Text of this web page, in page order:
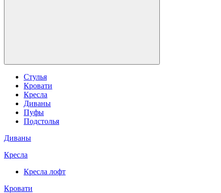
Стулья
Кровати
Кресла
Диваны
Пуфы
Подстолья
Диваны
Кресла
Кресла лофт
Кровати